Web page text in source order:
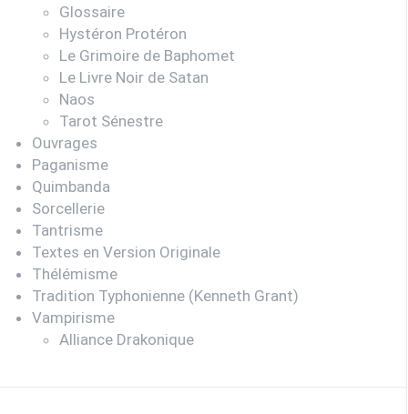
Glossaire
Hystéron Protéron
Le Grimoire de Baphomet
Le Livre Noir de Satan
Naos
Tarot Sénestre
Ouvrages
Paganisme
Quimbanda
Sorcellerie
Tantrisme
Textes en Version Originale
Thélémisme
Tradition Typhonienne (Kenneth Grant)
Vampirisme
Alliance Drakonique